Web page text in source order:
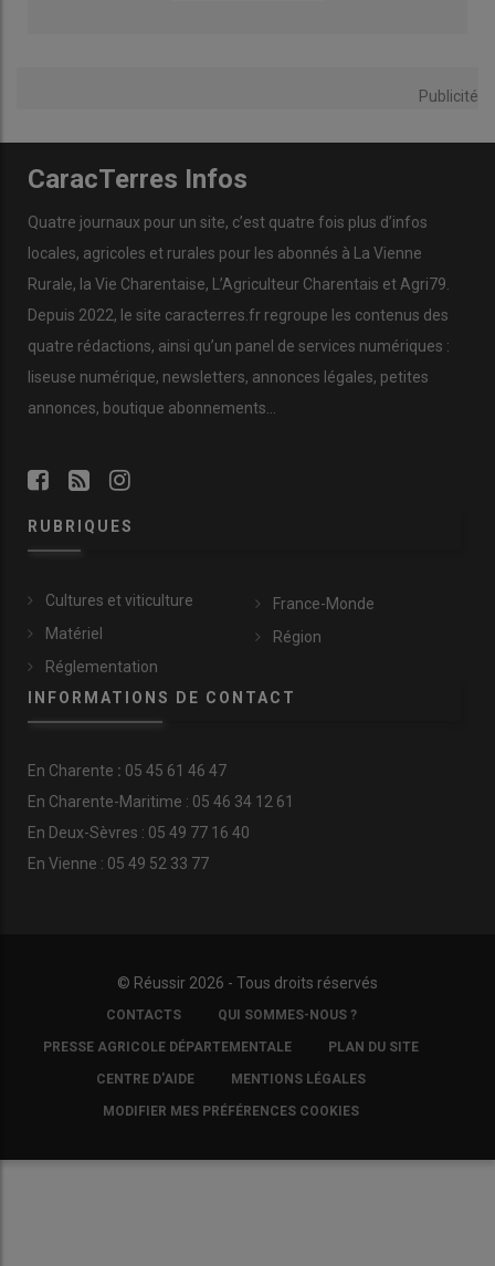
Publicité
CaracTerres Infos
Quatre journaux pour un site, c’est quatre fois plus d’infos
locales, agricoles et rurales pour les abonnés à La Vienne
Rurale, la Vie Charentaise, L’Agriculteur Charentais et Agri79.
Depuis 2022, le site caracterres.fr regroupe les contenus des
quatre rédactions, ainsi qu’un panel de services numériques :
liseuse numérique, newsletters, annonces légales, petites
annonces, boutique abonnements…
RUBRIQUES
Cultures et viticulture
Matériel
Réglementation
France-Monde
Région
INFORMATIONS DE CONTACT
En Charente : 05 45 61 46 47
En Charente-Maritime : 05 46 34 12 61
En Deux-Sèvres : 05 49 77 16 40
En Vienne : 05 49 52 33 77
© Réussir 2026 - Tous droits réservés
COPYRIGHTCONTACTS QUI SOMMES-NOUS ?
PRESSE AGRICOLE DÉPARTEMENTALE PLAN DU SITE
CENTRE D'AIDE MENTIONS LÉGALES
MODIFIER MES PRÉFÉRENCES COOKIES